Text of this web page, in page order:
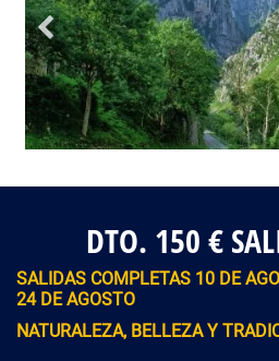
DTO. 150 €
SALIDAS COMPLETAS 10 DE
24 DE AGOSTO
NATURALEZA, BELLEZA Y